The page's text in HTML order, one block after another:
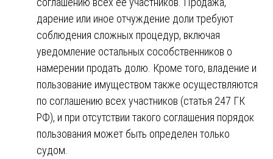
дарение или иное отчуждение доли требуют
соблюдения сложных процедур, включая
уведомление остальных сособственников о
намерении продать долю. Кроме того, владение и
пользование имуществом также осуществляются
по соглашению всех участников (статья 247 ГК
РФ), и при отсутствии такого соглашения порядок
пользования может быть определен только
судом.